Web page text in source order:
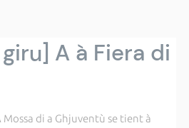
A à Fiera di
di a Ghjuventù se tient à